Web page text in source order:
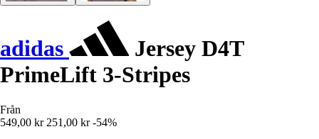
adidas
Jersey D4T
PrimeLift 3-Stripes
Från
549,00 kr 251,00 kr -54%